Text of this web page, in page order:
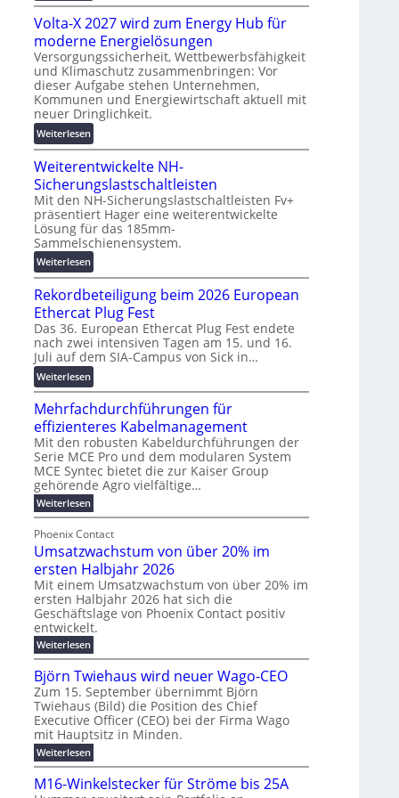
g
s
l
ö
s
u
n
g
e
n
z
u
n
d
d
i
g
i
a
l
e
T
r
a
n
p
a
r
e
n
z
M
a
s
c
h
i
n
e
n
b
a
u
:
F
o
r
s
c
h
u
n
g
s
f
ö
r
d
e
r
u
n
g
b
r
a
u
c
h
t
m
e
h
r
T
e
m
p
o
u
n
Volta-X 2027 wird zum Energy Hub für
moderne Energielösungen
Versorgungssicherheit, Wettbewerbsfähigkeit
und Klimaschutz zusammenbringen: Vor
dieser Aufgabe stehen Unternehmen,
Kommunen und Energiewirtschaft aktuell mit
neuer Dringlichkeit.
Weiterlesen:
V
o
l
t
a
-
X
2
0
2
7
w
i
r
z
u
n
e
r
g
y
H
u
b
f
ü
r
m
o
d
e
r
n
e
E
n
r
Weiterentwickelte NH-
Sicherungslastschaltleisten
Mit den NH-Sicherungslastschaltleisten Fv+
präsentiert Hager eine weiterentwickelte
Lösung für das 185mm-
Sammelschienensystem.
Weiterlesen:
W
e
i
t
e
r
n
t
w
i
c
k
e
l
t
e
N
H
-
S
i
c
h
e
r
u
n
g
s
l
s
Rekordbeteiligung beim 2026 European
Ethercat Plug Fest
Das 36. European Ethercat Plug Fest endete
nach zwei intensiven Tagen am 15. und 16.
Juli auf dem SIA-Campus von Sick in…
Weiterlesen:
R
e
k
o
r
d
b
e
t
e
i
l
i
g
u
n
g
b
e
i
m
2
0
2
6
E
Mehrfachdurchführungen für
effizienteres Kabelmanagement
Mit den robusten Kabeldurchführungen der
Serie MCE Pro und dem modularen System
MCE Syntec bietet die zur Kaiser Group
gehörende Agro vielfältige…
Weiterlesen:
M
h
r
f
a
c
h
d
u
r
c
h
f
ü
h
u
n
g
e
n
f
Phoenix Contact
Umsatzwachstum von über 20% im
ersten Halbjahr 2026
Mit einem Umsatzwachstum von über 20% im
ersten Halbjahr 2026 hat sich die
Geschäftslage von Phoenix Contact positiv
entwickelt.
Weiterlesen:
U
m
s
a
z
w
a
c
h
s
t
Björn Twiehaus wird neuer Wago-CEO
Zum 15. September übernimmt Björn
Twiehaus (Bild) die Position des Chief
Executive Officer (CEO) bei der Firma Wago
mit Hauptsitz in Minden.
Weiterlesen:
B
ö
M16-Winkelstecker für Ströme bis 25A